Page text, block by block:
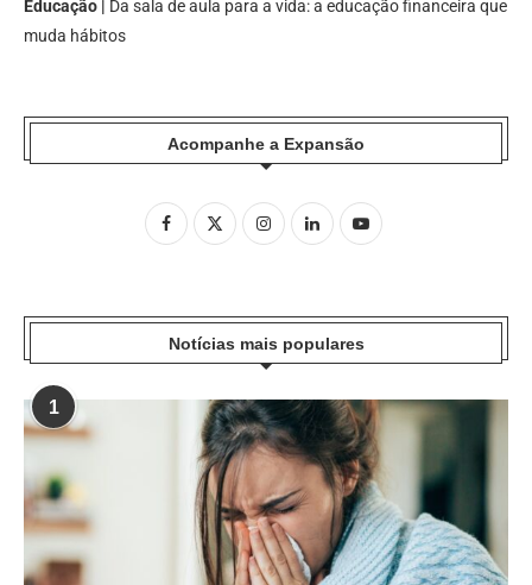
Educação | Da sala de aula para a vida: a educação financeira que
muda hábitos
Acompanhe a Expansão
Notícias mais populares
1